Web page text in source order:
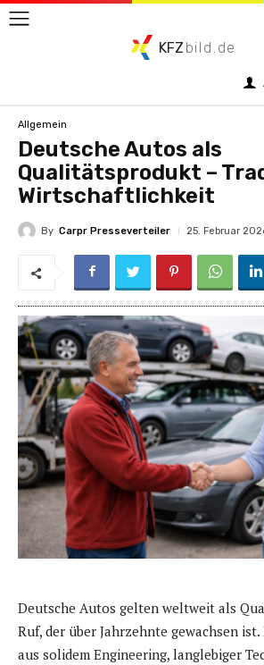
KFZ bild.de
Allgemein
Deutsche Autos als
Qualitätsprodukt –
Wirtschaftlichkeit
By Carpr Presseverteiler 25. Februar
Deutsche Autos gelten weltweit als
Ruf, der über Jahrzehnte gewachsen
aus solidem Engineering, langlebiger